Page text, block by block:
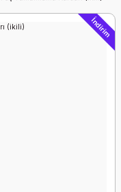
İndirim